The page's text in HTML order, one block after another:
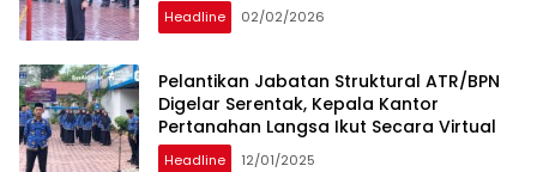
Headline 02/02/2026
Pelantikan Jabatan Struktural ATR/BPN
Digelar Serentak, Kepala Kantor
Pertanahan Langsa Ikut Secara Virtual
Headline 12/01/2025